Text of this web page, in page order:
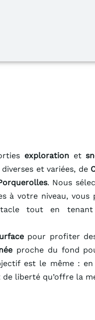
explorationet
et variées, de
. Nous
à votre niveau, vous
tout en
pour profiter
proche du fond
est le même :
liberté qu’offre la